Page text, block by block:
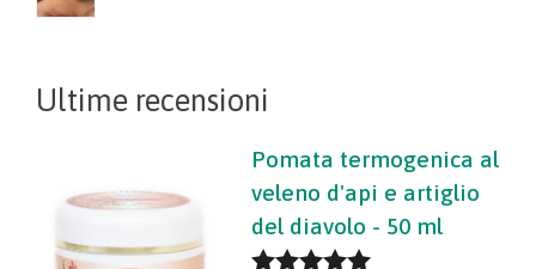
Ultime recensioni
Pomata termogenica al
veleno d'api e artiglio
del diavolo - 50 ml